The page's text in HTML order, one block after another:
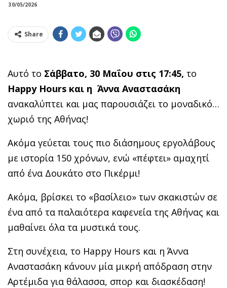
30/05/2026
Share
Αυτό το Σάββατο, 30 Μαΐου στις 17:45, το
Happy Hours και η Άννα Αναστασάκη
ανακαλύπτει και μας παρουσιάζει το μοναδικό…
χωριό της Αθήνας!
Ακόμα γεύεται τους πιο διάσημους εργολάβους
με ιστορία 150 χρόνων, ενώ «πέφτει» αμαχητί
από ένα Δουκάτο στο Πικέρμι!
Ακόμα, βρίσκει το «βασίλειο» των σκακιστών σε
ένα από τα παλαιότερα καφενεία της Αθήνας και
μαθαίνει όλα τα μυστικά τους.
Στη συνέχεια, το Happy Hours και η Άννα
Αναστασάκη κάνουν μία μικρή απόδραση στην
Αρτέμιδα για θάλασσα, σπορ και διασκέδαση!